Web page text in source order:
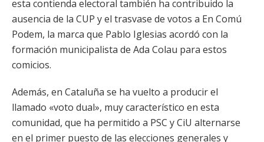
esta contienda electoral también ha contribuido la
ausencia de la CUP y el trasvase de votos a En Comú
Podem, la marca que Pablo Iglesias acordó con la
formación municipalista de Ada Colau para estos
comicios.
Además, en Cataluña se ha vuelto a producir el
llamado «voto dual», muy característico en esta
comunidad, que ha permitido a PSC y CiU alternarse
en el primer puesto de las elecciones generales y